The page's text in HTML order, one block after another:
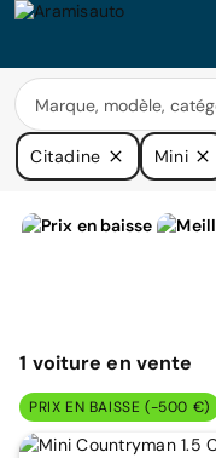
Citadine Mini
1 voitureen vente
PRIX EN BAISSE (-500 €)